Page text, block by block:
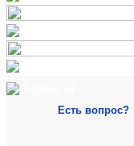
Есть вопрос?